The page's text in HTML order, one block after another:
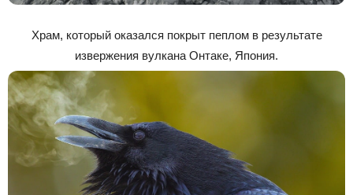
Храм, который оказался покрыт пеплом в результате
извержения вулкана Онтаке, Япония.